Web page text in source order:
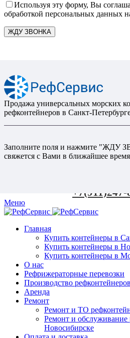
Используя эту форму, Вы
обработкой персональных данных
Продажа универсальных морских
рефконтейнеров в Санкт-
Заполните поля и нажмите "ЖДУ
свяжется с Вами в ближайшее
+7(911)247-
Меню
Главная
Купить контейнеры в
Купить контейнеры в
Купить контейнеры в
О нас
Рефрижераторные перевозки
Производство рефконтейнеров
Аренда
Ремонт
Ремонт и ТО
Ремонт и обслуживание
Новосибирске